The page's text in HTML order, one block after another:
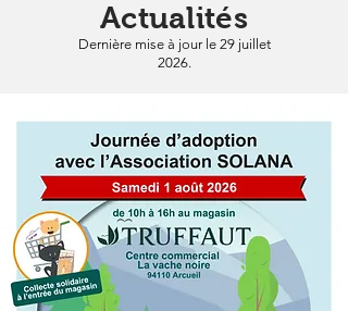
Actualités
Dernière mise à jour le 29 juillet
2026.